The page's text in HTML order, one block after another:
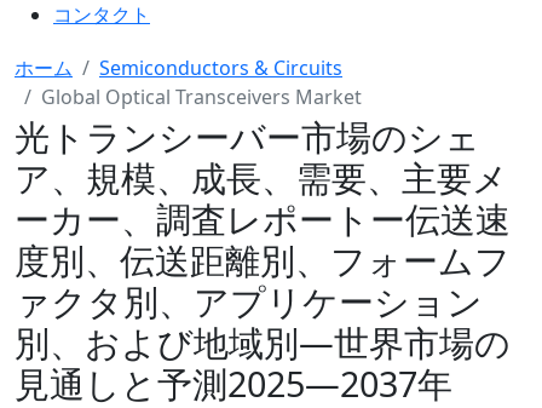
コンタクト
ホーム
Semiconductors & Circuits
Global Optical Transceivers Market
光トランシーバー市場のシェ
ア、規模、成長、需要、主要メ
ーカー、調査レポートー伝送速
度別、伝送距離別、フォームフ
ァクタ別、アプリケーション
別、および地域別―世界市場の
見通しと予測2025―2037年